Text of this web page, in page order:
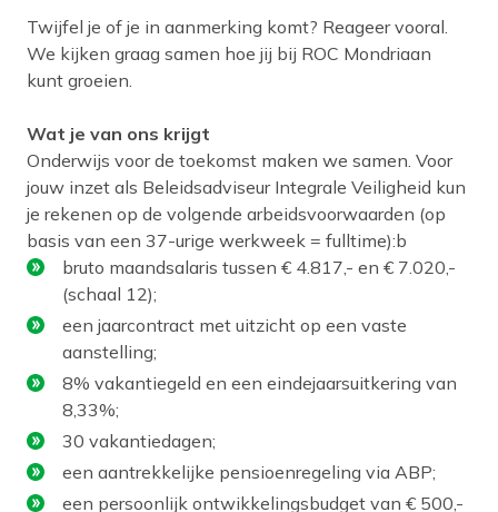
Twijfel je of je in aanmerking komt? Reageer vooral.
We kijken graag samen hoe jij bij ROC Mondriaan
kunt groeien.
Wat je van ons krijgt
Onderwijs voor de toekomst maken we samen. Voor
jouw inzet als Beleidsadviseur Integrale Veiligheid kun
je rekenen op de volgende arbeidsvoorwaarden (op
basis van een 37-urige werkweek = fulltime):b
bruto maandsalaris tussen € 4.817,- en € 7.020,-
(schaal 12);
een jaarcontract met uitzicht op een vaste
aanstelling;
8% vakantiegeld en een eindejaarsuitkering van
8,33%;
30 vakantiedagen;
een aantrekkelijke pensioenregeling via ABP;
een persoonlijk ontwikkelingsbudget van € 500,-